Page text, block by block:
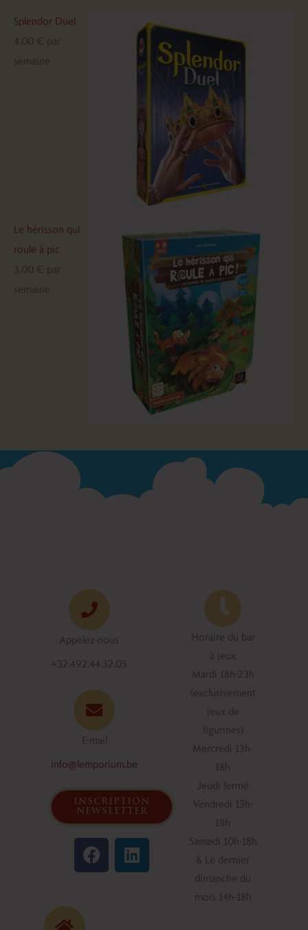
Splendor Duel
4,00 € par
semaine
Le hérisson qui
roule à pic
3,00 € par
semaine
Appelez-nous
+32.492.44.32.05
E-mail
info@lemporium.be
inscription
newsletter
F
a
c
L
i
n
Horaire du bar
à jeux
Mardi 18h-23h
(exclusivement
jeux de
figurines)
Mercredi 13h-
18h
Jeudi fermé
Vendredi 13h-
18h
Samedi 10h-18h
& Le dernier
dimanche du
mois 14h-18h